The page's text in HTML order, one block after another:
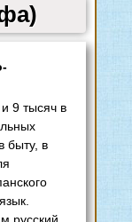
9 тысяч в
быту, в